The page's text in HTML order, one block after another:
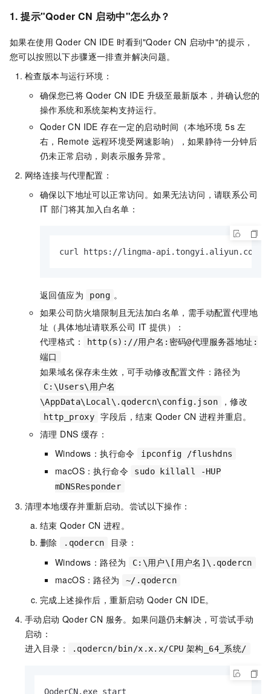
1.提示"Qoder CN 启动中"怎么办？
如果在使用 Qoder CN IDE 时看到"Qoder CN 启动中"的提示，
您可以按照以下步骤逐一排查并解决问题。
检查版本与运行环境：
确保您已将 Qoder CN IDE 升级至最新版本，并确认您的
操作系统和系统架构支持运行。
Qoder CN IDE 存在一定的启动时间（本地环境 5s 左
右，Remote 远程环境受网速影响），如果静待一分钟后
仍未正常启动，则表示服务异常。
网络连接与代理配置：
确保以下地址可以正常访问。如果无法访问，请联系公司
IT 部门将其加入白名单：
curl https://lingma-api.tongyi.aliyun.com/
返回值应为 pong 。
如果公司防火墙限制且无法加白名单，需手动配置代理地
址（具体地址请联系公司 IT 提供）：
代理格式：
http(s)://用户名:密码@代理服务器地址:
端口
如果域名保存未生效，可手动修改配置文件：路径为
C:\Users\用户名
\AppData\Local\.qodercn\config.json
，修改
http_proxy
字段后，结束 Qoder CN 进程并重启。
清理 DNS 缓存：
Windows：执行命令
ipconfig /flushdns
macOS：执行命令
sudo killall -HUP
mDNSResponder
清理本地缓存并重新启动。尝试以下操作：
结束 Qoder CN 进程。
删除
.qodercn
目录：
Windows：路径为
C:\用户\[用户名]\.qodercn
macOS：路径为 ~/.qodercn
完成上述操作后，重新启动 Qoder CN IDE。
手动启动 Qoder CN 服务。如果问题仍未解决，可尝试手动
启动：
进入目录：
.qodercn/bin/x.x.x/CPU 架构_64_系统/
QoderCN.exe start